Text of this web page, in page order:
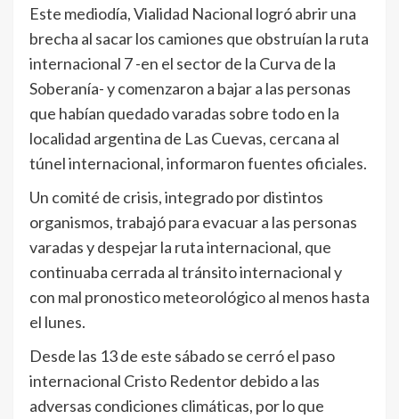
Este mediodía, Vialidad Nacional logró abrir una
brecha al sacar los camiones que obstruían la ruta
internacional 7 -en el sector de la Curva de la
Soberanía- y comenzaron a bajar a las personas
que habían quedado varadas sobre todo en la
localidad argentina de Las Cuevas, cercana al
túnel internacional, informaron fuentes oficiales.
Un comité de crisis, integrado por distintos
organismos, trabajó para evacuar a las personas
varadas y despejar la ruta internacional, que
continuaba cerrada al tránsito internacional y
con mal pronostico meteorológico al menos hasta
el lunes.
Desde las 13 de este sábado se cerró el paso
internacional Cristo Redentor debido a las
adversas condiciones climáticas, por lo que